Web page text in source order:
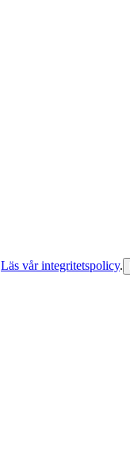
Läs vår integritetspolicy.